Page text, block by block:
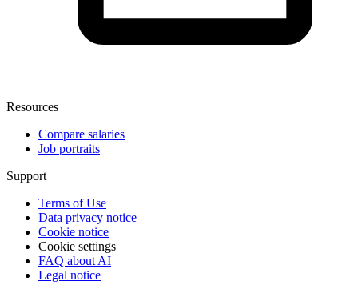
Resources
Compare salaries
Job portraits
Support
Terms of Use
Data privacy notice
Cookie notice
Cookie settings
FAQ about AI
Legal notice